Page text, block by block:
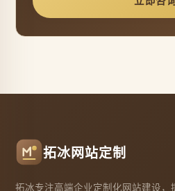
拓冰网站定制
拓冰专注高端企业定制化网站建设